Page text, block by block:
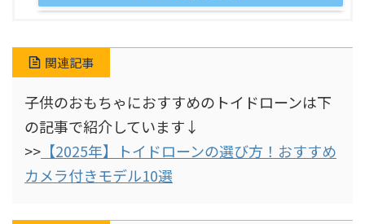
関連記事
子供のおもちゃにおすすめのトイドローンは下
の記事で紹介しています↓
>> 【2025年】トイドローンの選び方！おすすめ
カメラ付きモデル10選